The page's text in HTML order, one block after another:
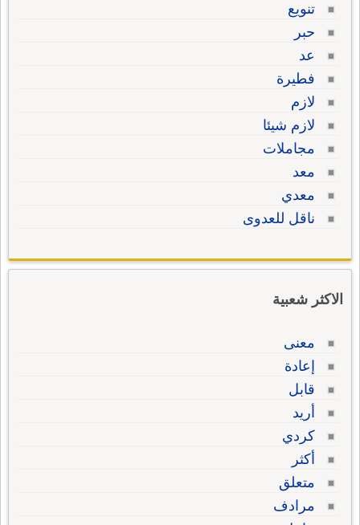
تنويع
حبر
عد
فطيرة
لازم
لازم شيئا
مجاملات
معد
معدي
ناقل للعدوى
الاكثر شعبية
معنى
إعادة
قابل
أريد
كردي
أكثر
متعلق
مرادف